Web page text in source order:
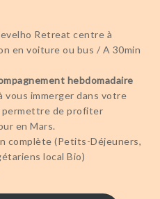
Retreat centre à
en voiture ou bus / A 30min
hebdomadaire
vous immerger dans votre
de profiter
en Mars.
complète (Petits-Déjeuners,
local Bio)